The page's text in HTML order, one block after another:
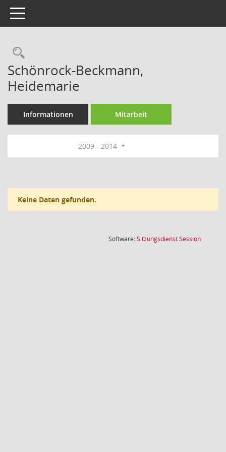
Toggle navigation
Rechercheauswahl
Schönrock-Beckmann,
Heidemarie
Informationen Mitarbeit
2009 - 2014
Keine Daten gefunden.
Software:SitzungsdienstSession(Wird in